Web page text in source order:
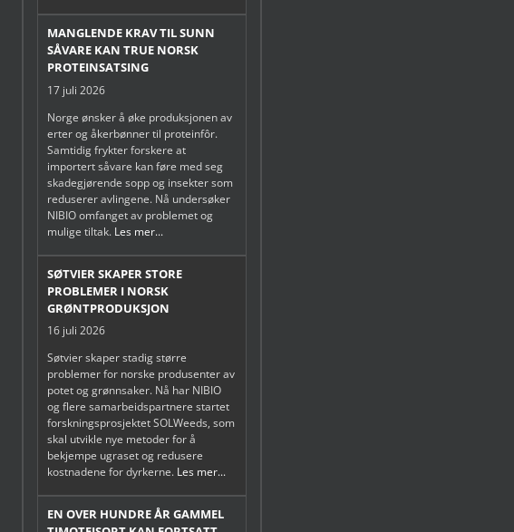
MANGLENDE KRAV TIL SUNN
SÅVARE KAN TRUE NORSK
PROTEINSATSING
17 juli 2026
Norge ønsker å øke produksjonen av
erter og åkerbønner til proteinfôr.
Samtidig frykter forskere at
importert såvare kan føre med seg
skadegjørende sopp og insekter som
reduserer avlingene. Nå undersøker
NIBIO omfanget av problemet og
mulige tiltak. Les mer...
SØTVIER SKAPER STORE
PROBLEMER I NORSK
GRØNTPRODUKSJON
16 juli 2026
Søtvier skaper stadig større
problemer for norske produsenter av
potet og grønnsaker. Nå har NIBIO
og flere samarbeidspartnere startet
forskningsprosjektet SOLWeeds, som
skal utvikle nye metoder for å
bekjempe ugraset og redusere
kostnadene for dyrkerne. Les mer...
EN OVER HUNDRE ÅR GAMMEL